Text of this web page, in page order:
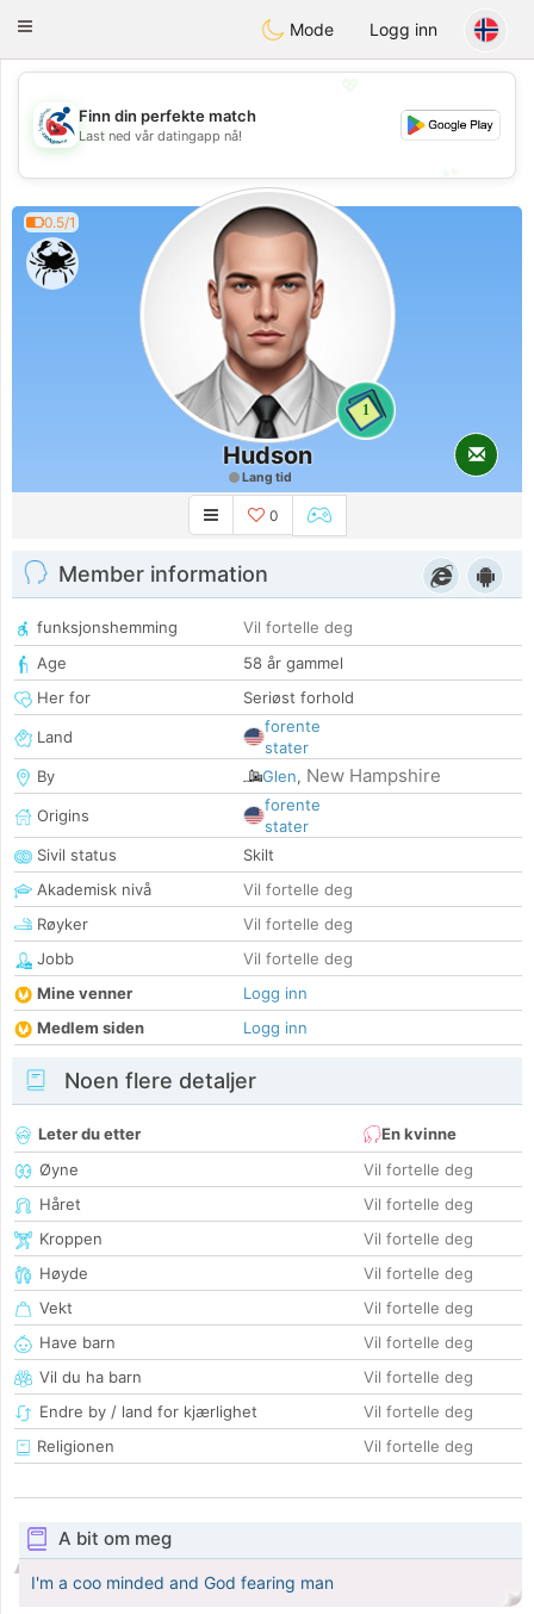
Handi Space
Toggle
Mode Logg inn
💖
💕
Finn din perfekte match
Last ned vår datingapp nå!
0.5/1
1
Hudson
Lang tid
0
Member information
funksjonshemming
Vil fortelle deg
Age
58 år gammel
Her for
Seriøst forhold
Land
forente
stater
By
Glen, New Hampshire
Origins
forente
stater
Sivil status
Skilt
Akademisk nivå
Vil fortelle deg
Røyker
Vil fortelle deg
Jobb
Vil fortelle deg
Mine venner
Logg inn
Medlem siden
Logg inn
Noen flere detaljer
Leter du etter
En kvinne
Øyne
Vil fortelle deg
Håret
Vil fortelle deg
Kroppen
Vil fortelle deg
Høyde
Vil fortelle deg
Vekt
Vil fortelle deg
Have barn
Vil fortelle deg
Vil du ha barn
Vil fortelle deg
Endre by / land for kjærlighet
Vil fortelle deg
Religionen
Vil fortelle deg
A bit om meg
I'm a coo minded and God fearing man